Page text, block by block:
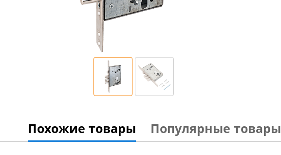
Похожие товары Популярные товары